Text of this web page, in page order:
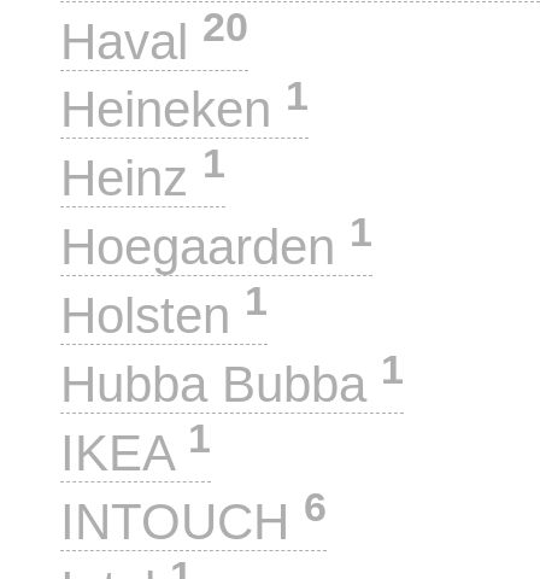
Haval 20
Heineken 1
Heinz 1
Hoegaarden 1
Holsten 1
Hubba Bubba 1
IKEA 1
INTOUCH 6